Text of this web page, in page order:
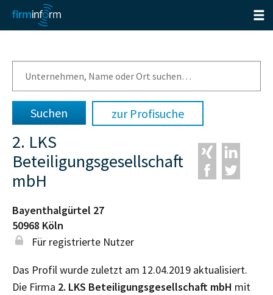
zur Profisuche
2. LKS
Beteiligungsgesellschaft
mbH
Bayenthalgürtel 27
50968 Köln
Für registrierte Nutzer
Das Profil wurde zuletzt am 12.04.2019 aktualisiert.
Die Firma 2. LKS Beteiligungsgesellschaft mbH mit